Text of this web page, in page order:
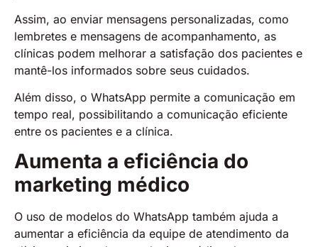
Assim, ao enviar mensagens personalizadas, como
lembretes e mensagens de acompanhamento, as
clínicas podem melhorar a satisfação dos pacientes e
mantê-los informados sobre seus cuidados.
Além disso, o WhatsApp permite a comunicação em
tempo real, possibilitando a comunicação eficiente
entre os pacientes e a clínica.
Aumenta a eficiência do
marketing médico
O uso de modelos do WhatsApp também ajuda a
aumentar a eficiência da equipe de atendimento da